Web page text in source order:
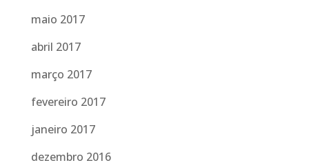
maio 2017
abril 2017
março 2017
fevereiro 2017
janeiro 2017
dezembro 2016